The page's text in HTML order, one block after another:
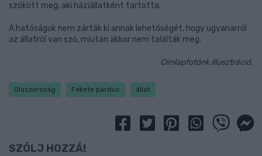
szökött meg, aki háziállatként tartotta.
A hatóságok nem zárták ki annak lehetőségét, hogy ugyanarról
az állatról van szó, miután akkor nem találták meg.
Címlapfotónk illusztráció.
Olaszország Fekete párduc állat
SZÓLJ HOZZÁ!